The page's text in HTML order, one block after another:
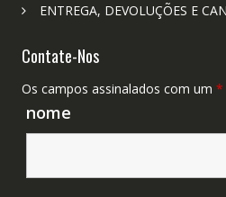
ENTREGA, DEVOLUÇÕES E
Contate-Nos
Os campos assinalados com um *
nome